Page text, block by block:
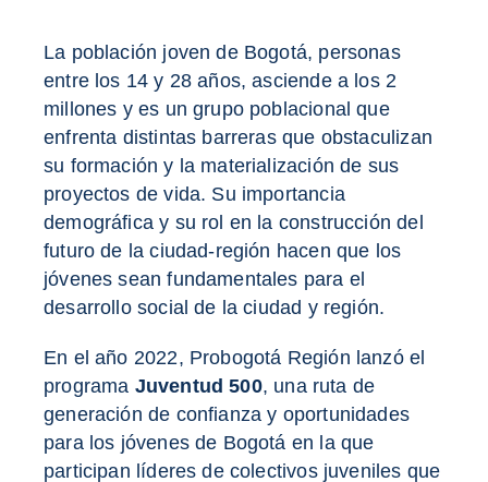
La población joven de Bogotá, personas
entre los 14 y 28 años, asciende a los 2
millones y es un grupo poblacional que
enfrenta distintas barreras que obstaculizan
su formación y la materialización de sus
proyectos de vida. Su importancia
demográfica y su rol en la construcción del
futuro de la ciudad-región hacen que los
jóvenes sean fundamentales para el
desarrollo social de la ciudad y región.
En el año 2022, Probogotá Región lanzó el
programa Juventud 500, una ruta de
generación de confianza y oportunidades
para los jóvenes de Bogotá en la que
participan líderes de colectivos juveniles que